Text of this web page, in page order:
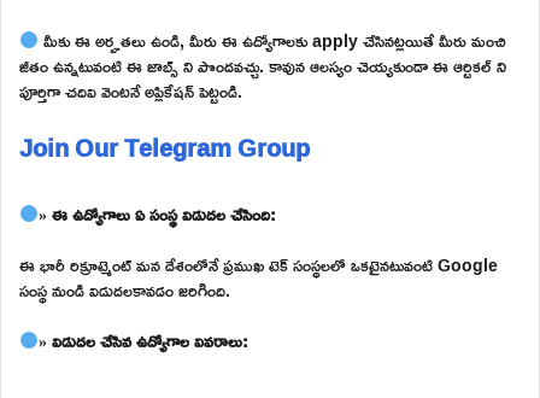
మీకు ఈ అర్హతలు ఉండి, మీరు ఈ ఉద్యోగాలకు apply చేసినట్లయితే మీరు మంచి
జీతం ఉన్నటువంటి ఈ జాబ్స్ ని పొందవచ్చు. కావున ఆలస్యం చెయ్యకుండా ఈ ఆర్టికల్ ని
పూర్తిగా చదివి వెంటనే అప్లికేషన్ పెట్టండి.
Join Our Telegram Group
» ఈ ఉద్యోగాలు ఏ సంస్థ విడుదల చేసింది:
ఈ భారీ రిక్రూట్మెంట్ మన దేశంలోనే ప్రముఖ టెక్ సంస్థలలో ఒకటైనటువంటి Google
సంస్థ నుండి విడుదలకావడం జరిగింది.
» విడుదల చేసిన ఉద్యోగాల వివరాలు: